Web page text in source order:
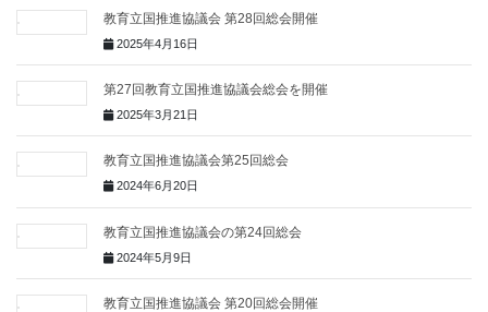
教育立国推進協議会 第28回総会開催
2025年4月16日
第27回教育立国推進協議会総会を開催
2025年3月21日
教育立国推進協議会第25回総会
2024年6月20日
教育立国推進協議会の第24回総会
2024年5月9日
教育立国推進協議会 第20回総会開催